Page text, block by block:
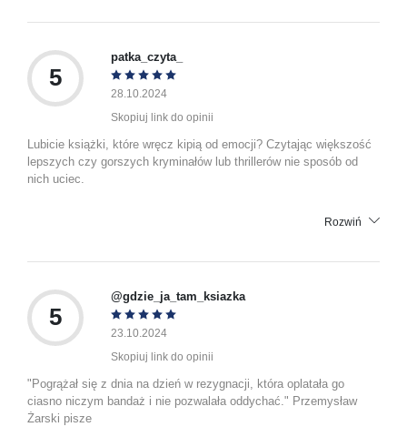
5
patka_czyta_
28.10.2024
Skopiuj link do opinii
Lubicie książki, które wręcz kipią od emocji? Czytając większość
lepszych czy gorszych kryminałów lub thrillerów nie sposób od
nich uciec.
Rozwiń
5
@gdzie_ja_tam_ksiazka
23.10.2024
Skopiuj link do opinii
"Pogrążał się z dnia na dzień w rezygnacji, która oplatała go
ciasno niczym bandaż i nie pozwalała oddychać." Przemysław
Żarski pisze